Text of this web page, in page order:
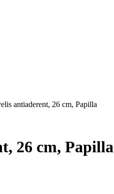
antiaderent, 26 cm, Papilla
26 cm, Papilla